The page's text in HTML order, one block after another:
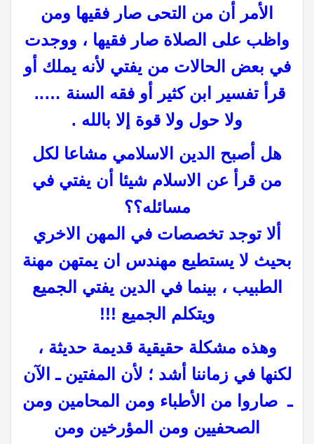
الأمر أن من التحى صار فقيها ومن
واظب على الصلاة صار فقيها ، ووجدت
في بعض الحالات من يفتي لأنه يملك أو
قرأ تفسير ابن كثير أو فقه السنة …..
ولا حول ولا قوة إلا بالله .
هل أصبح الدين الاسلامي مشاعا لكل
من قرأ عن الاسلام شيئا أن يفتي في
مسائله؟؟
ألا توجد تخصصات في المهن الاخري
بحيث لا يستطيع مهندس ان يمتهن مهنة
الطبيب ، بينما في الدين يفتي الجميع
ويتكلم الجميع !!!
وهذه مشكلة حقيقية قديمة حديثة ،
لكنها في زماننا أشد ؛ لأن المفتين ـ الآن
ـ صاروا من الأطباء ومن المحامين ومن
الصحفيين ومن المؤرخين ومن